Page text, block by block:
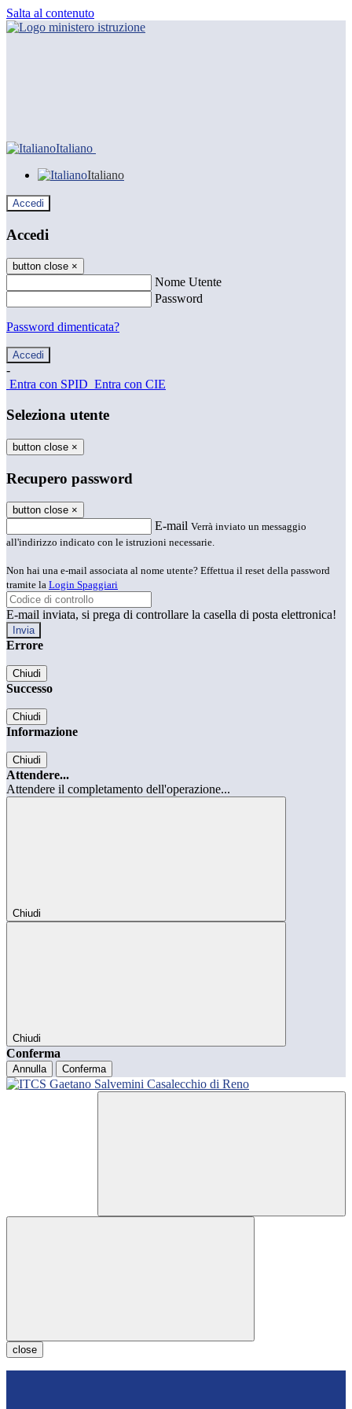
Salta al contenuto
Italiano
Italiano
Accedi
Accedi
button close ×
Nome Utente
Password
Password dimenticata?
-
Entra con SPID Entra con CIE
Seleziona utente
button close ×
Recupero password
button close ×
E-mail Verrà inviato un messaggio
all'indirizzo indicato con le istruzioni necessarie.
Non hai una e-mail associata al nome utente? Effettua il reset della password
tramite la Login Spaggiari
E-mail inviata, si prega di controllare la casella di posta elettronica!
Errore
Chiudi
Successo
Chiudi
Informazione
Chiudi
Attendere...
Attendere il completamento dell'operazione...
Chiudi
Chiudi
Conferma
Annulla Conferma
close